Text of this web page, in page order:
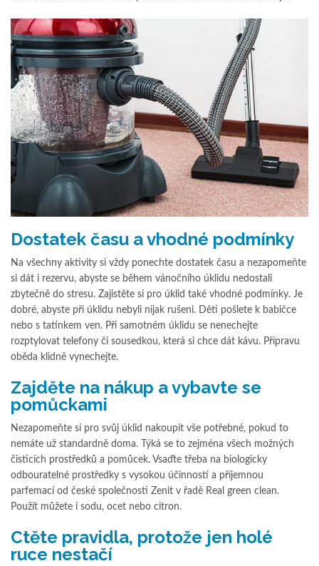
Dostatek času a vhodné podmínky
Na všechny aktivity si vždy ponechte dostatek času a nezapomeňte
si dát i rezervu, abyste se během vánočního úklidu nedostali
zbytečně do stresu. Zajistěte si pro úklid také vhodné podmínky. Je
dobré, abyste při úklidu nebyli nijak rušeni. Děti pošlete k babičce
nebo s tatínkem ven. Při samotném úklidu se nenechejte
rozptylovat telefony či sousedkou, která si chce dát kávu. Přípravu
oběda klidně vynechejte.
Zajděte na nákup a vybavte se
pomůckami
Nezapomeňte si pro svůj úklid nakoupit vše potřebné, pokud to
nemáte už standardně doma. Týká se to zejména všech možných
čisticích prostředků a pomůcek. Vsaďte třeba na biologicky
odbouratelné prostředky s vysokou účinností a příjemnou
parfemací od české společnosti Zenit v řadě Real green clean.
Použít můžete i sodu, ocet nebo citron.
Ctěte pravidla, protože jen holé
ruce nestačí